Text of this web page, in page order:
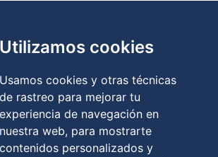
Utilizamos cookies
Usamos cookies y otras técnicas
de rastreo para mejorar tu
experiencia de navegación en
nuestra web, para mostrarte
contenidos personalizados y
y contactos Formulario de contacto
generales de venta Política de cookies
Preferencias de cookies